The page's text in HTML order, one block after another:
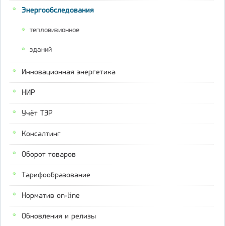
Энергообследования
тепловизионное
зданий
Инновационная энергетика
НИР
Учёт ТЭР
Консалтинг
Оборот товаров
Тарифообразование
Норматив on-line
Обновления и релизы